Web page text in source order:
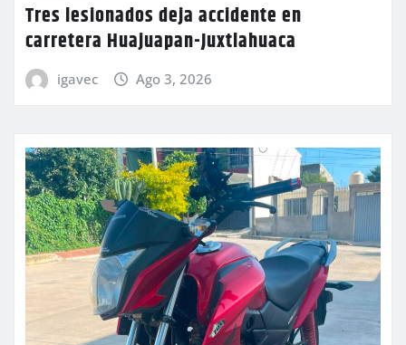
Tres lesionados deja accidente en
carretera Huajuapan-Juxtlahuaca
igavec Ago 3, 2026